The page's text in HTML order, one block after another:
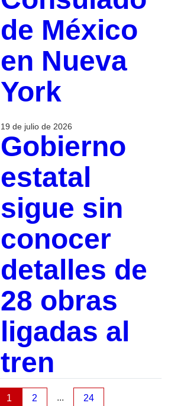
de México
en Nueva
York
19 de julio de 2026
Gobierno
estatal
sigue sin
conocer
detalles de
28 obras
ligadas al
tren
1 2 ... 24